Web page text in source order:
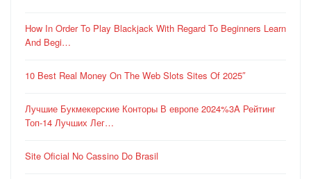
How In Order To Play Blackjack With Regard To Beginners Learn
And Begi…
10 Best Real Money On The Web Slots Sites Of 2025″
Лучшие Букмекерские Конторы В европе 2024%3A Рейтинг
Топ-14 Лучших Лег…
Site Oficial No Cassino Do Brasil